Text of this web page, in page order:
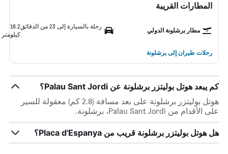
المطارات القريبة
مطار برشلونة الدولي
رحلة بالسيارة إلى 23 من الدقائق
16.2
كيلومتر
رحلات طيران إلى برشلونة
كم يبعد هوتل بوليتزر برشلونة عن Palau Sant Jordi؟
هوتل بوليتزر برشلونة على بعد مسافة (2.8 كم) معقولة للسير
على الأقدام من Palau Sant Jordi، برشلونة.
هل هوتل بوليتزر برشلونة قريب من Placa d'Espanya؟